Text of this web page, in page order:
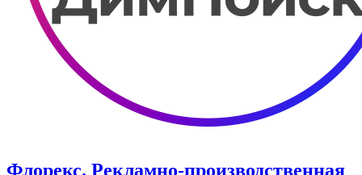
Флорекс. Рекламно-производственная